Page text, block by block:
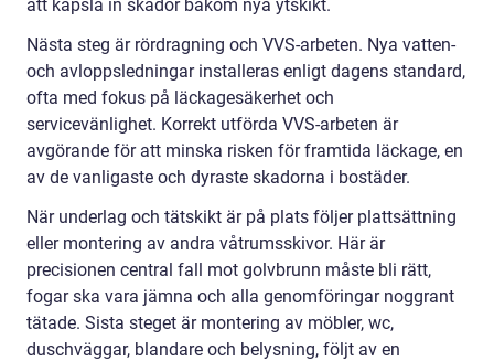
att kapsla in skador bakom nya ytskikt.
Nästa steg är rördragning och VVS-arbeten. Nya vatten-
och avloppsledningar installeras enligt dagens standard,
ofta med fokus på läckagesäkerhet och
servicevänlighet. Korrekt utförda VVS-arbeten är
avgörande för att minska risken för framtida läckage, en
av de vanligaste och dyraste skadorna i bostäder.
När underlag och tätskikt är på plats följer plattsättning
eller montering av andra våtrumsskivor. Här är
precisionen central fall mot golvbrunn måste bli rätt,
fogar ska vara jämna och alla genomföringar noggrant
tätade. Sista steget är montering av möbler, wc,
duschväggar, blandare och belysning, följt av en